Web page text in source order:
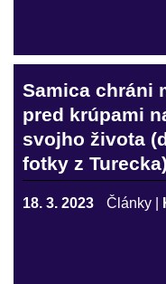
Samica chráni
pred krúpami
svojho života
fotky z Turecka)
18. 3. 2023 Články